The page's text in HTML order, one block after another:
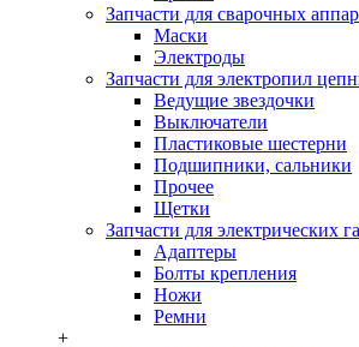
Запчасти для сварочных
Маски
Электроды
Запчасти для электропил
Ведущие звездочки
Выключатели
Пластиковые шестерни
Подшипники, сальники
Прочее
Щетки
Запчасти для электрических
Адаптеры
Болты крепления
Ножи
Ремни
+